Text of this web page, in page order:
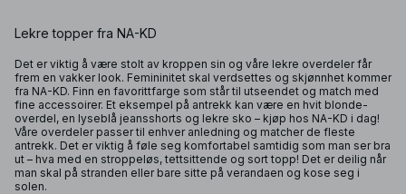
Lekre topper fra NA-KD
Det er viktig å være stolt av kroppen sin og våre lekre overdeler får
frem en vakker look. Femininitet skal verdsettes og skjønnhet kommer
fra NA-KD. Finn en favorittfarge som står til utseendet og match med
fine accessoirer. Et eksempel på antrekk kan være en hvit blonde-
overdel, en lyseblå jeansshorts og lekre sko – kjøp hos NA-KD i dag!
Våre overdeler passer til enhver anledning og matcher de fleste
antrekk. Det er viktig å føle seg komfortabel samtidig som man ser bra
ut – hva med en stroppeløs, tettsittende og sort topp! Det er deilig når
man skal på stranden eller bare sitte på verandaen og kose seg i
solen.